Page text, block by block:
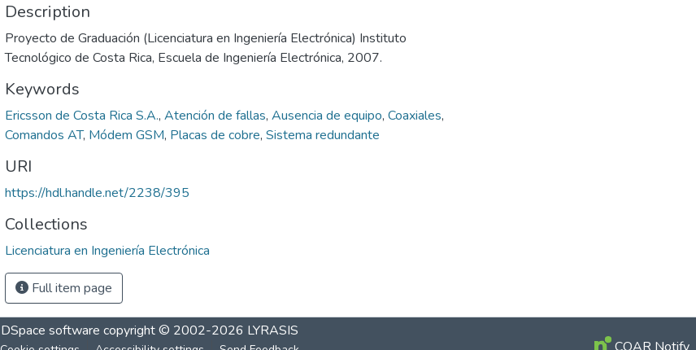
Description
Proyecto de Graduación (Licenciatura en Ingeniería Electrónica) Instituto
Tecnológico de Costa Rica, Escuela de Ingeniería Electrónica, 2007.
Keywords
Ericsson de Costa Rica S.A., Atención de fallas, Ausencia de equipo, Coaxiales,
Comandos AT, Módem GSM, Placas de cobre, Sistema redundante
URI
https://hdl.handle.net/2238/395
Collections
Licenciatura en Ingeniería Electrónica
Full item page
DSpace software copyright © 2002-2026 LYRASIS